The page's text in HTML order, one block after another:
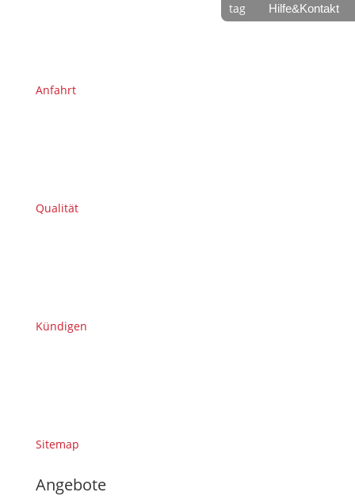
Anfahrt
Qualität
Kündigen
Sitemap
Angebote
Hilfe&Kontakt